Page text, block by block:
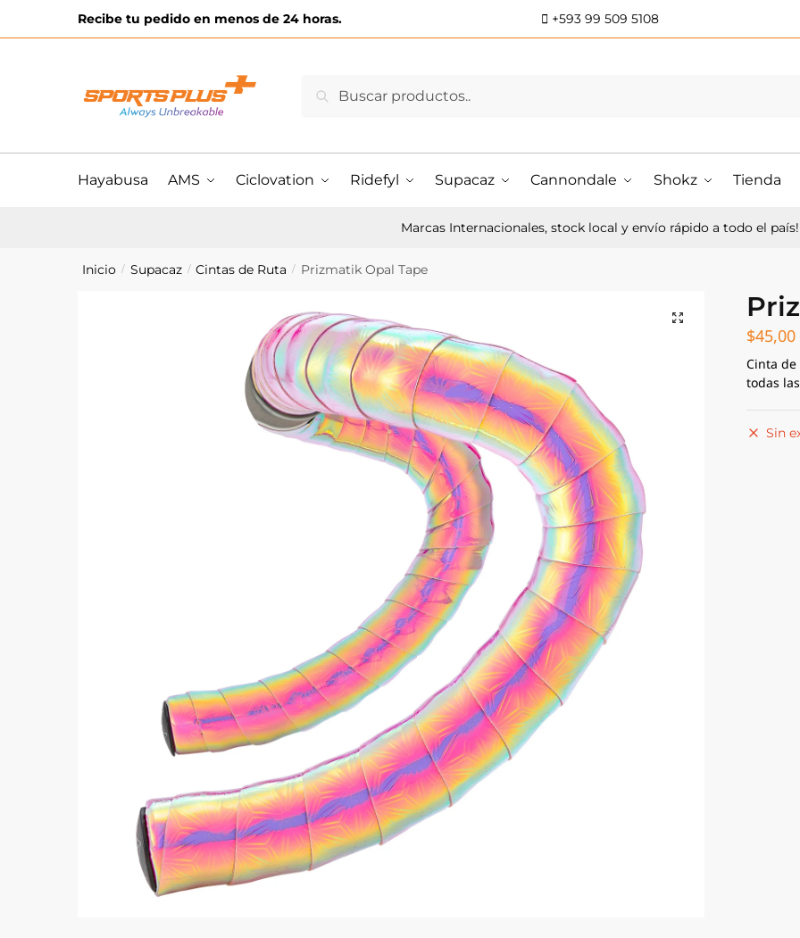
Recibe tu pedido en menos de 24 horas. +593 99 509 5108
por:
Buscar
Hayabusa AMS Ciclovation Ridefyl Supacaz Cannondale Shokz Tienda
Marcas Internacionales, stock local y envío rápido a todo el país!
Inicio / Supacaz / Cintas de Ruta / Prizmatik Opal Tape
$45,00
Cinta
todas
Sin